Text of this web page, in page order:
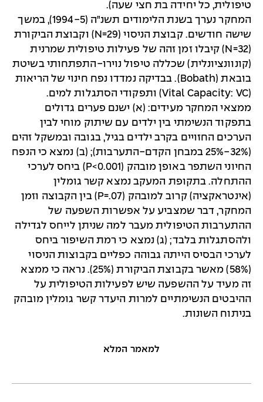
טיפולית, כל יחידה בת חצי שעה).
המחקר נערך בשנת הלימודים תשנ"ה (1994-5), במשך
שישה חודשים. קבוצת הניסוי (N=29) וקבוצת הביקורת
(N=32) קיבלו זמן זהה של פעילות טיפולית שמרנית
(קונוונציונלית) שכללה טיפול נוירו-התפתחותי בשיטת
בובאת (Bobath). בבדיקה נמדדו נפח חינוי של הריאות
(Vital Capacity: VC) ותפקודי הסתגלות למים.
ממצאי המחקר מעידים: (א) ישנם פערים גדולים
בתפקוד הנשימתי בין ילדים עם שיתוק מוחי לבין
הערכים החזויים בקרב ילדים בגיל, בגובה ובמשקל זהים
(32%-25% במבחן הקדם-התערבות); (ב) נמצא כי הנפח
החיוני השתפר באופן מובהק (P<0.001) ביחס לערכי
ההתחלה. בתקופת המעקב נמצא קשר גומלין
(אינטראקציה) קרוב למובהק (P=.07) בין הקבוצה וזמן
המחקר, דבר שמצביע על אפשרות השפעה של
ההתערבות הטיפולית מעבר למה שניתן לייחס לגדילה
ולהסתגלות בלבד; (ג) נמצא כי רמת השיפור ביחס
לערכי הבסיס הייתה גבוהה כפליים בקבוצות הניסוי
(58%) מאשר בקבוצת הביקורת (25%). נראה כי ממצא
זה מעיד על ההשפעה שיש לפעילות הטיפולית על
ההיבטים הנשימתיים למרות היעדר קשר גומלין מובהק
בניתוח השונות.
למאמר המלא